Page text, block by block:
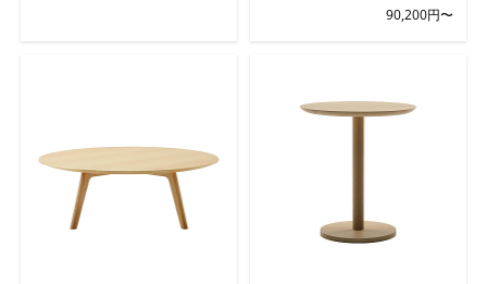
90,200円〜